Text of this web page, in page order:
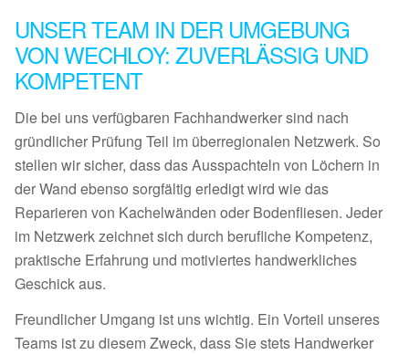
UNSER TEAM IN DER UMGEBUNG
VON WECHLOY: ZUVERLÄSSIG UND
KOMPETENT
Die bei uns verfügbaren Fachhandwerker sind nach
gründlicher Prüfung Teil im überregionalen Netzwerk. So
stellen wir sicher, dass das Ausspachteln von Löchern in
der Wand ebenso sorgfältig erledigt wird wie das
Reparieren von Kachelwänden oder Bodenfliesen. Jeder
im Netzwerk zeichnet sich durch berufliche Kompetenz,
praktische Erfahrung und motiviertes handwerkliches
Geschick aus.
Freundlicher Umgang ist uns wichtig. Ein Vorteil unseres
Teams ist zu diesem Zweck, dass Sie stets Handwerker